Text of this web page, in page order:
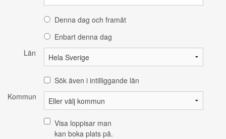
Denna dag och framåt
Enbart denna dag
Län
Sök även i intilliggande län
Kommun
Visa loppisar man
kan boka plats på.